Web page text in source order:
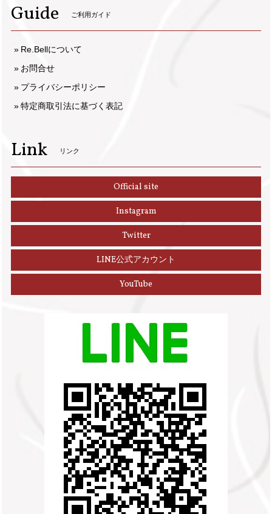
Guide ご利用ガイド
Re.Bellについて
お問合せ
プライバシーポリシー
特定商取引法に基づく表記
Link リンク
Official site
Instagram
Twitter
LINE公式アカウント
YouTube